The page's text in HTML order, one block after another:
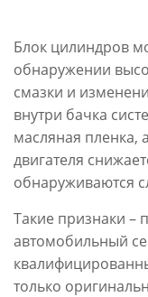
Блок цилиндров
обнаружении
смазки и
внутри бачка
масляная пленка,
двигателя
обнаруживаются
Такие признаки –
автомобильный
только